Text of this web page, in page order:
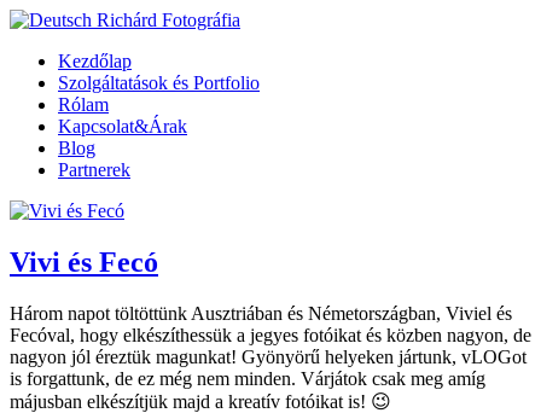
Kezdőlap
Szolgáltatások és Portfolio
Rólam
Kapcsolat&Árak
Blog
Partnerek
Vivi és Fecó
Három napot töltöttünk Ausztriában és Németországban, Viviel és
Fecóval, hogy elkészíthessük a jegyes fotóikat és közben nagyon, de
nagyon jól éreztük magunkat! Gyönyörű helyeken jártunk, vLOGot
is forgattunk, de ez még nem minden. Várjátok csak meg amíg
májusban elkészítjük majd a kreatív fotóikat is! 😉